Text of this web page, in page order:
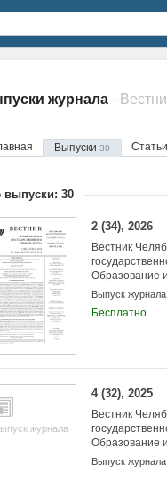
журнала
Выпуски 30
выпуски: 30
2 (34), 2026
Вестник
Образование
Выпуск журнала
Бесплатно
журнала
4 (32), 2025
Вестник
Образование
Выпуск журнала